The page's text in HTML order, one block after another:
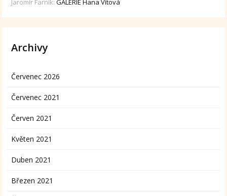
Jaromír Farník:GALERIE Hana Vítová
Archivy
Červenec 2026
Červenec 2021
Červen 2021
Květen 2021
Duben 2021
Březen 2021